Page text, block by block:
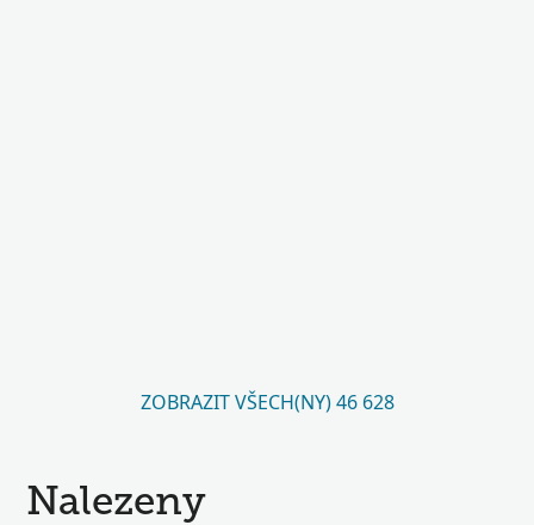
ZOBRAZIT VŠECH(NY) 46 628
Nalezeny